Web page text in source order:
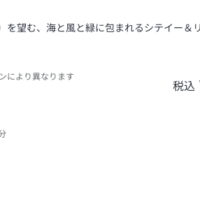
望む、海と風と緑に包まれるシテイー＆
により異なります
税込